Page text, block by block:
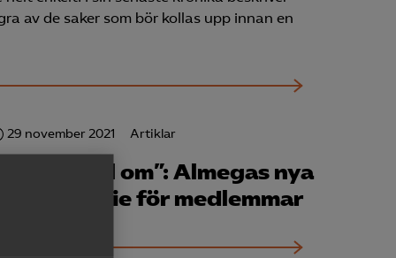
av de saker som bör kollas upp innan en
29 november 2021 Artiklar
”Ett samtal om”: Almegas nya
intervjuserie för medlemmar